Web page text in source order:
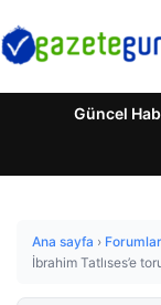
Güncel
Ana sayfa › Forumlar
İbrahim Tatlıses’e